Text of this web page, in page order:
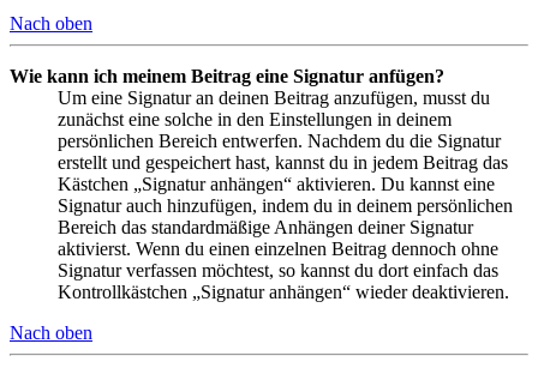
Nach oben
Wie kann ich meinem Beitrag eine Signatur anfügen?
Um eine Signatur an deinen Beitrag anzufügen, musst du
zunächst eine solche in den Einstellungen in deinem
persönlichen Bereich entwerfen. Nachdem du die Signatur
erstellt und gespeichert hast, kannst du in jedem Beitrag das
Kästchen „Signatur anhängen“ aktivieren. Du kannst eine
Signatur auch hinzufügen, indem du in deinem persönlichen
Bereich das standardmäßige Anhängen deiner Signatur
aktivierst. Wenn du einen einzelnen Beitrag dennoch ohne
Signatur verfassen möchtest, so kannst du dort einfach das
Kontrollkästchen „Signatur anhängen“ wieder deaktivieren.
Nach oben